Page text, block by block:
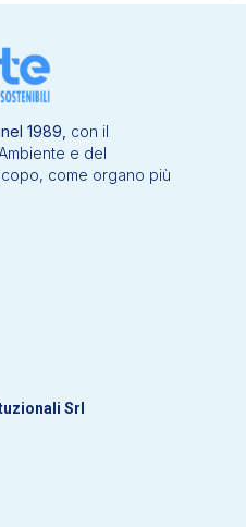
1989, con il
e del
come organo più
Srl